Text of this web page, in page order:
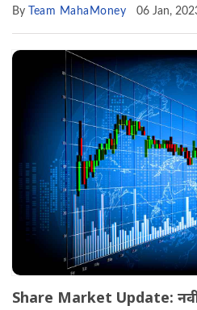
By Team MahaMoney 06 Jan,
Share Market Update: